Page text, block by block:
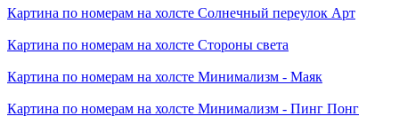
Картина по номерам на холсте Солнечный переулок Арт
Картина по номерам на холсте Стороны света
Картина по номерам на холсте Минимализм - Маяк
Картина по номерам на холсте Минимализм - Пинг Понг